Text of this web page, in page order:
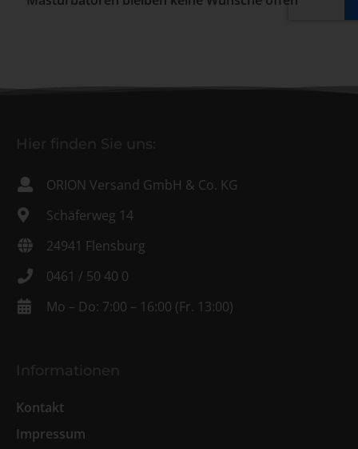
Hier finden Sie uns:
ORION Versand GmbH & Co. KG
Schäferweg 14
24941 Flensburg
0461 / 50 40 0
Mo – Do: 7:00 – 16:00 (Fr. 13:00)
Informationen
Kontakt
Impressum